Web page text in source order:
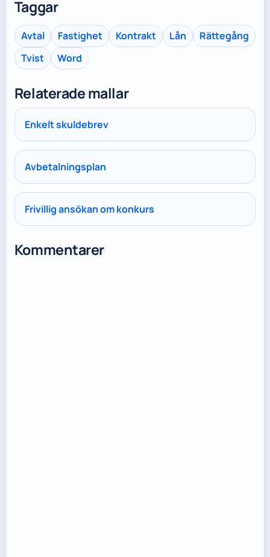
Taggar
Avtal Fastighet Kontrakt Lån
Rättegång
Tvist
Word
Relaterade mallar
Enkelt skuldebrev
Avbetalningsplan
Frivillig ansökan om konkurs
Kommentarer